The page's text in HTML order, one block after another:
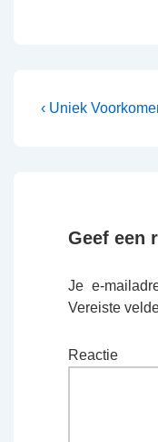
Bericht
Vorig
‹ Uniek
Geef een
Je e-
Vereiste